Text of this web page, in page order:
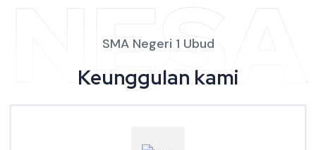
SMA Negeri 1 Ubud
NESA
Keunggulan kami